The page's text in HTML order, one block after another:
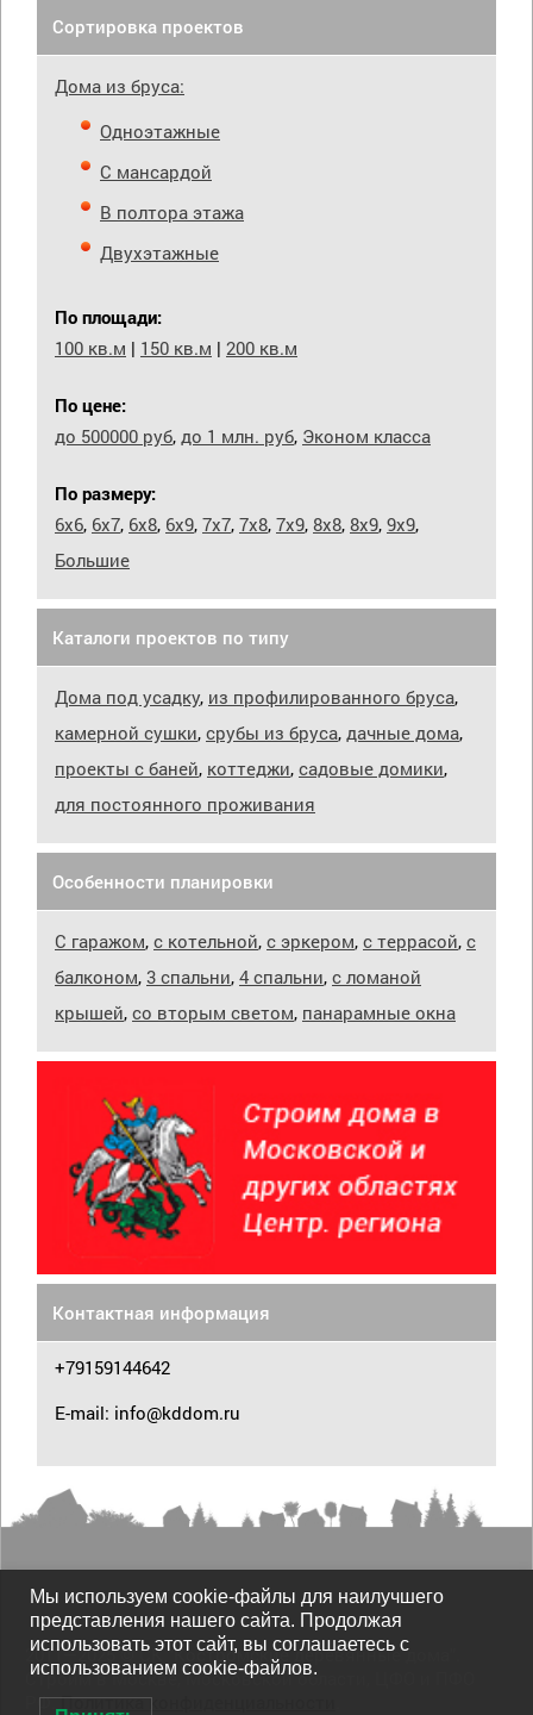
Сортировка проектов
Дома из бруса:
Одноэтажные
С мансардой
В полтора этажа
Двухэтажные
По площади:
100 кв.м | 150 кв.м | 200 кв.м
По цене:
до 500000 руб, до 1 млн. руб, Эконом класса
По размеру:
6х6, 6х7, 6х8, 6х9, 7х7, 7х8, 7х9, 8х8, 8х9, 9х9,
Большие
Каталоги проектов по типу
Дома под усадку, из профилированного бруса,
камерной сушки, срубы из бруса, дачные дома,
проекты с баней, коттеджи, садовые домики,
для постоянного проживания
Особенности планировки
С гаражом, с котельной, с эркером, с террасой, с
балконом, 3 спальни, 4 спальни, с ломаной
крышей, со вторым светом, панарамные окна
Контактная информация
+79159144642
E-mail: info@kddom.ru
2011—2025 © СК "Костромские деревянные дома".
Строим в Москве, Московской области, ЦФО и ПФО
РФ.Политика конфиденциальности
Мы используем cookie-файлы для наилучшего
представления нашего сайта. Продолжая
использовать этот сайт, вы соглашаетесь с
использованием cookie-файлов.